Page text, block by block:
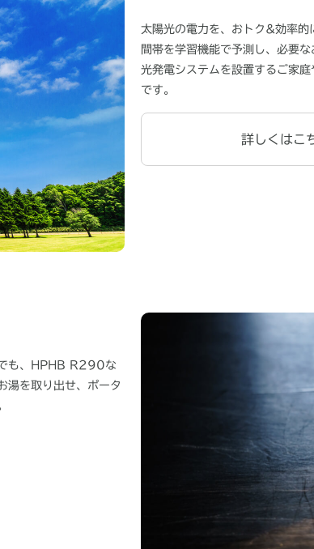
太陽光の電力を、おトク&効率的
間帯を学習機能で予測し、必要
光発電システムを設置するご家
です。
詳しくはこ
でも、HPHB R290な
湯を取り出せ、ポータ